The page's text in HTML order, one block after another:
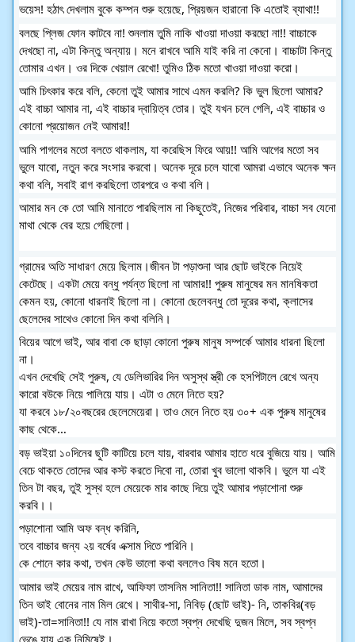
ভয়েস! হঠাৎ দেখলাম বুকে কম্পন শুরু হয়েছে, প্রিয়জন হারানো কি এতোই ব্যাথা!!
বলছে প্লিজ ফোন কাটবে না! শুনলাম তুমি নাকি খাওয়া দাওয়া করছো না!! বাচ্চাকে
দেখছো না, এটা কিন্তু অন্যায়। মনে রাখবে আমি যাই করি না কেনো। বাচ্চাটা কিন্তু
তোমার এখন। ওর দিকে খেয়াল রেখো! তুমিও ঠিক মতো খাওয়া দাওয়া করো।
আমি চিৎকার করে বলি, কেনো তুই আমার সাথে এমন করলি? কি ভুল ছিলো আমার?
এই বাচ্চা আমার না, এই বাচ্চার দ্বায়িত্ব তোর। তুই যখন চলে গেলি, এই বাচ্চার ও
কোনো প্রয়োজন নেই আমার!!
আমি পাগলের মতো বলতে থাকলাম, যা করেছিস ফিরে আয়!! আমি আগের মতো সব
ভুলে যাবো, নতুন করে সংসার করবো। অনেক দূরে চলে যাবো আমরা এভাবে অনেক ক্ষন
কথা বলি, সবাই রাগ করছিলো তারপরে ও কথা বলি।
আমার মন কে তো আমি মানাতে পারছিলাম না কিছুতেই, নিজের পরিবার, বাচ্চা সব যেনো
মাথা থেকে বের হয়ে গেছিলো।
গ্রামের অতি সাধারণ মেয়ে ছিলাম।জীবন টা পড়াশুনা আর ছোট ভাইকে নিয়েই
কেটেছে। একটা মেয়ে বন্ধু পর্যন্ত ছিলো না আমার!! পুরুষ মানুষের মন মানষিকতা
কেমন হয়, কোনো ধারনাই ছিলো না। কোনো ছেলেবন্ধু তো দূরের কথা, ক্লাসের
ছেলেদের সাথেও কোনো দিন কথা বলিনি।
বিয়ের আগে ভাই, আর বাবা কে ছাড়া কোনো পুরুষ মানুষ সম্পর্কে আমার ধারনা ছিলো
না।
এখন দেখেছি সেই পুরুষ, যে ডেলিভারির দিন অসুস্থ স্ত্রী কে হসপিটালে রেখে অন্য
কারো বউকে নিয়ে পালিয়ে যায়। এটা ও মেনে নিতে হয়?
যা করবে ১৮/২০বছরের ছেলেমেয়েরা। তাও মেনে নিতে হয় ৩০+ এক পুরুষ মানুষের
কাছ থেকে…
বড় ভাইয়া ১০দিনের ছুটি কাটিয়ে চলে যায়, বারবার আমার হাতে ধরে বুজিয়ে যায়। আমি
বেচে থাকতে তোদের আর কস্ট করতে দিবো না, তোরা খুব ভালো থাকবি। ভুলে যা এই
তিন টা বছর, তুই সুস্থ হলে মেয়েকে মার কাছে দিয়ে তুই আমার পড়াশোনা শুরু
করবি।।
পড়াশোনা আমি অফ বন্ধ করিনি,
তবে বাচ্চার জন্য ২য় বর্ষের এক্সাম দিতে পারিনি।
কে শোনে কার কথা, তখন কেউ ভালো কথা বললেও বিষ মনে হতো।
আমার ভাই মেয়ের নাম রাখে, আফিফা তাসনিম সানিতা!! সানিতা ডাক নাম, আমাদের
তিন ভাই বোনের নাম মিল রেখে। সাথীর-সা, নিবিড় (ছোট ভাই)- নি, তাকবির(বড়
ভাই)-তা=সানিতা!! যে নাম রাখা নিয়ে কতো স্বপ্ন দেখেছি দুজন মিলে, সব স্বপ্ন
ভেঙে যায় এক নিমিষেই।